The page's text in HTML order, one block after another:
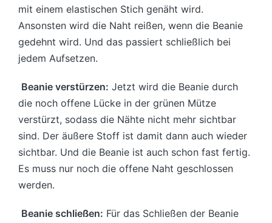
mit einem elastischen Stich genäht wird.
Ansonsten wird die Naht reißen, wenn die Beanie
gedehnt wird. Und das passiert schließlich bei
jedem Aufsetzen.
Beanie verstürzen: Jetzt wird die Beanie durch
die noch offene Lücke in der grünen Mütze
verstürzt, sodass die Nähte nicht mehr sichtbar
sind. Der äußere Stoff ist damit dann auch wieder
sichtbar. Und die Beanie ist auch schon fast fertig.
Es muss nur noch die offene Naht geschlossen
werden.
Beanie schließen: Für das Schließen der Beanie